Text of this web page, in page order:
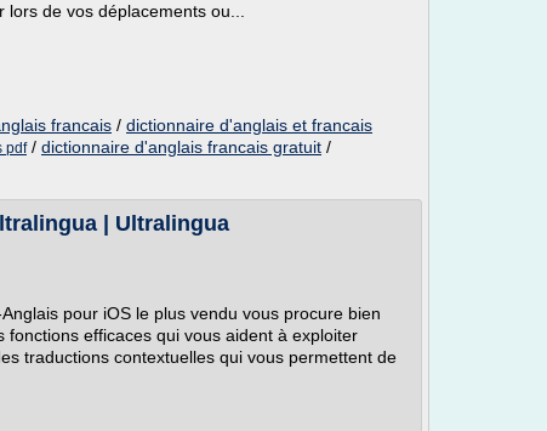
de vos déplacements ou...
francais / dictionnaire d'anglais et francais
pdf/ dictionnaire d'anglais francais gratuit /
| Ultralingua
pour iOS le plus vendu vous procure bien
efficaces qui vous aident à exploiter
traductions contextuelles qui vous permettent de